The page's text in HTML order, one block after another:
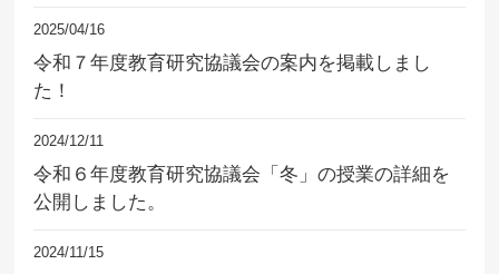
2025/04/16
令和７年度教育研究協議会の案内を掲載しまし
た！
2024/12/11
令和６年度教育研究協議会「冬」の授業の詳細を
公開しました。
2024/11/15